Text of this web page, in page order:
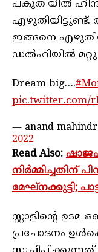
പകുതിയിൽ
ഇങ്ങനെ
ഡൽഹിയിൽ മറ്റു
Dream big….
pic.twitter.com/
— anand
2022
Read Also:
നിർമ്മിച്ചതിന്
മേഘ്‌നക്കുട്ടി;
സ്റ്റാളിന്റെ
പ്രചോദനം